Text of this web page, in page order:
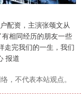
配资，主演张颂文从
相同经历的朋友一些
走完我们的一生，我们
报道
，不代表本站观点。